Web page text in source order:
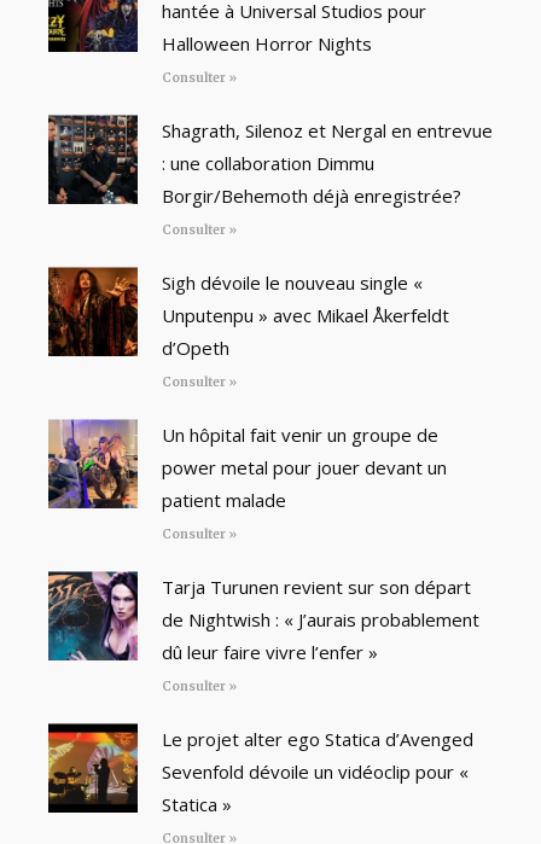
hantée à Universal Studios pour
Halloween Horror Nights
Consulter »
Shagrath, Silenoz et Nergal en entrevue
: une collaboration Dimmu
Borgir/Behemoth déjà enregistrée?
Consulter »
Sigh dévoile le nouveau single «
Unputenpu » avec Mikael Åkerfeldt
d’Opeth
Consulter »
Un hôpital fait venir un groupe de
power metal pour jouer devant un
patient malade
Consulter »
Tarja Turunen revient sur son départ
de Nightwish : « J’aurais probablement
dû leur faire vivre l’enfer »
Consulter »
Le projet alter ego Statica d’Avenged
Sevenfold dévoile un vidéoclip pour «
Statica »
Consulter »